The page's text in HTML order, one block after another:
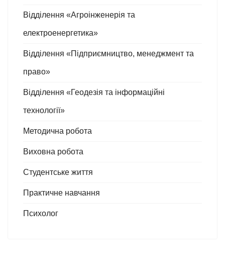
Відділення «Агроінженерія та
електроенергетика»
Відділення «Підприємництво, менеджмент та
право»
Відділення «Геодезія та інформаційні
технології»
Методична робота
Виховна робота
Студентське життя
Практичне навчання
Психолог